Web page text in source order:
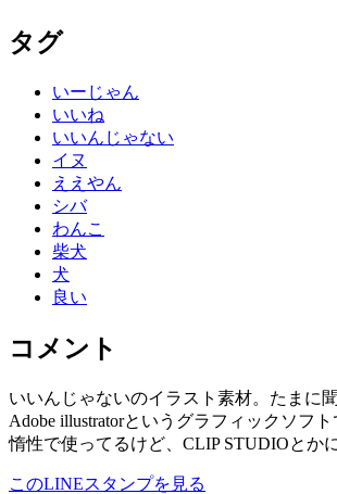
タグ
いーじゃん
いいね
いいんじゃない
イヌ
ええやん
シバ
わんこ
柴犬
犬
良い
コメント
いいんじゃないのイラスト素材。たまに
Adobe illustratorというグラフィックソフト
惰性で使ってるけど、CLIP STUDIOとか
このLINEスタンプを見る